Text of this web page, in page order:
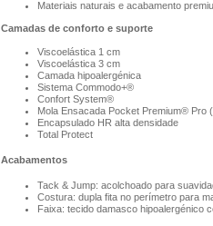
Materiais naturais e acabamento
Camadas de conforto e suporte
Viscoelástica 1 cm
Viscoelástica 3 cm
Camada hipoalergénica
Sistema Commodo+®
Confort System®
Mola Ensacada Pocket Premium® Pro
Encapsulado HR alta densidade
Total Protect
Acabamentos
Tack & Jump: acolchoado para
Costura: dupla fita no perímetro para
Faixa: tecido damasco hipoalergénico